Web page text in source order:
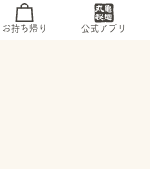
お持ち帰り 公式アプリ
西新井宿396-5